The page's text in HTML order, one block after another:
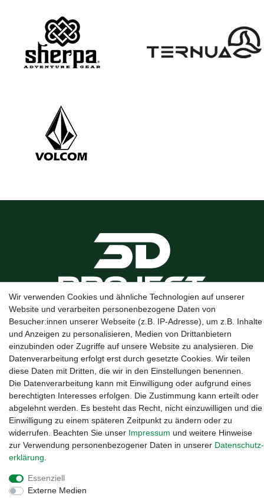
Kanalstraße 5, 95444 Bayreuth·0921 / 50753020·info@3dproject-
bayreuth.de
Widerrufs­recht
Wir verwenden Cookies und ähnliche Technologien auf unserer
Website und verarbeiten personenbezogene Daten von
Besucher:innen unserer Webseite (z.B. IP-Adresse), um z.B. Inhalte
und Anzeigen zu personalisieren, Medien von Drittanbietern
einzubinden oder Zugriffe auf unsere Website zu analysieren. Die
Datenverarbeitung erfolgt erst durch gesetzte Cookies. Wir teilen
diese Daten mit Dritten, die wir in den Einstellungen benennen.
Die Datenverarbeitung kann mit Einwilligung oder aufgrund eines
berechtigten Interesses erfolgen. Die Zustimmung kann erteilt oder
abgelehnt werden. Es besteht das Recht, nicht einzuwilligen und die
Einwilligung zu einem späteren Zeitpunkt zu ändern oder zu
widerrufen. Beachten Sie unser Impressum und weitere Hinweise
zur Verwendung personenbezogener Daten in unserer Daten­schutz­
erklärung
Essenziell
Externe Medien